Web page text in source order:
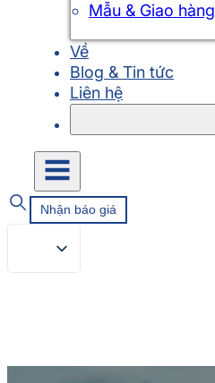
Mẫu & Giao hàng
Về
Blog & Tin tức
Liên hệ
Nhận báo giá